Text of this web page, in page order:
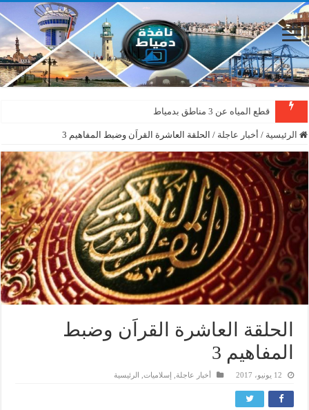
قطع المياه عن 3 مناطق بدمياط
الرئيسية / أخبار عاجلة / الحلقة العاشرة القراَن وضبط المفاهيم 3
الحلقة العاشرة القراَن وضبط
المفاهيم 3
12 يونيو، 2017 أخبار عاجلة إسلاميات الرئيسية